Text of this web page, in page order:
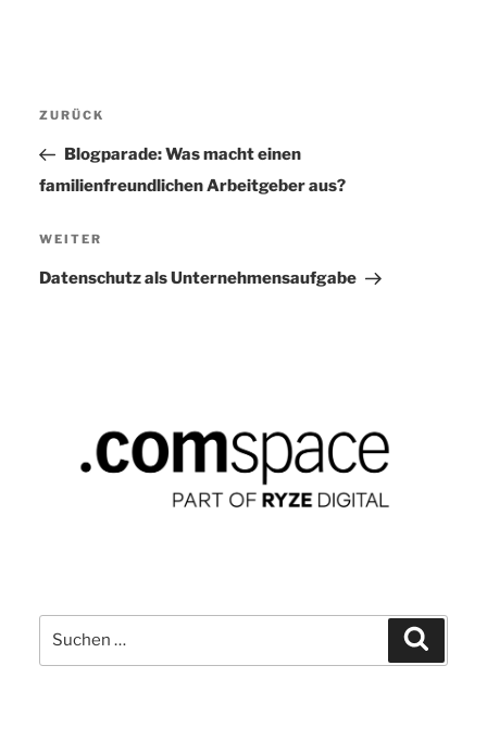
Vorheriger
Beitrag
ZURÜCK
Blogparade: Was macht einen
familienfreundlichen Arbeitgeber aus?
Nächster
Beitrag
WEITER
Datenschutz als Unternehmensaufgabe
Suchen
nach: